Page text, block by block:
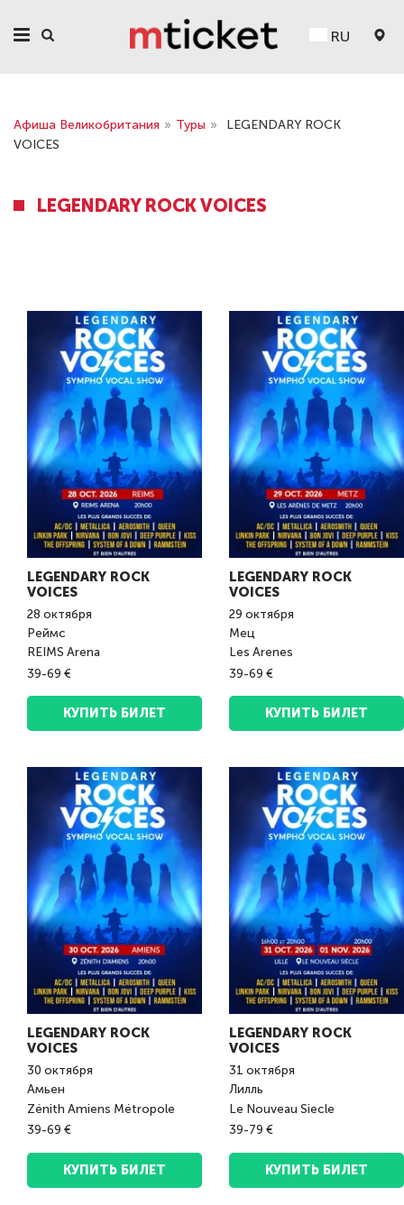
RU
Афиша Великобритания » Туры »
LEGENDARY ROCK
VOICES
LEGENDARY ROCK VOICES
LEGENDARY ROCK
VOICES
28 октября
Реймс
REIMS Arena
39-69 €
КУПИТЬ БИЛЕТ
LEGENDARY ROCK
VOICES
29 октября
Мец
Les Arenes
39-69 €
КУПИТЬ БИЛЕТ
LEGENDARY ROCK
VOICES
30 октября
Амьен
Zénith Amiens Métropole
39-69 €
КУПИТЬ БИЛЕТ
LEGENDARY ROCK
VOICES
31 октября
Лилль
Le Nouveau Siecle
39-79 €
КУПИТЬ БИЛЕТ